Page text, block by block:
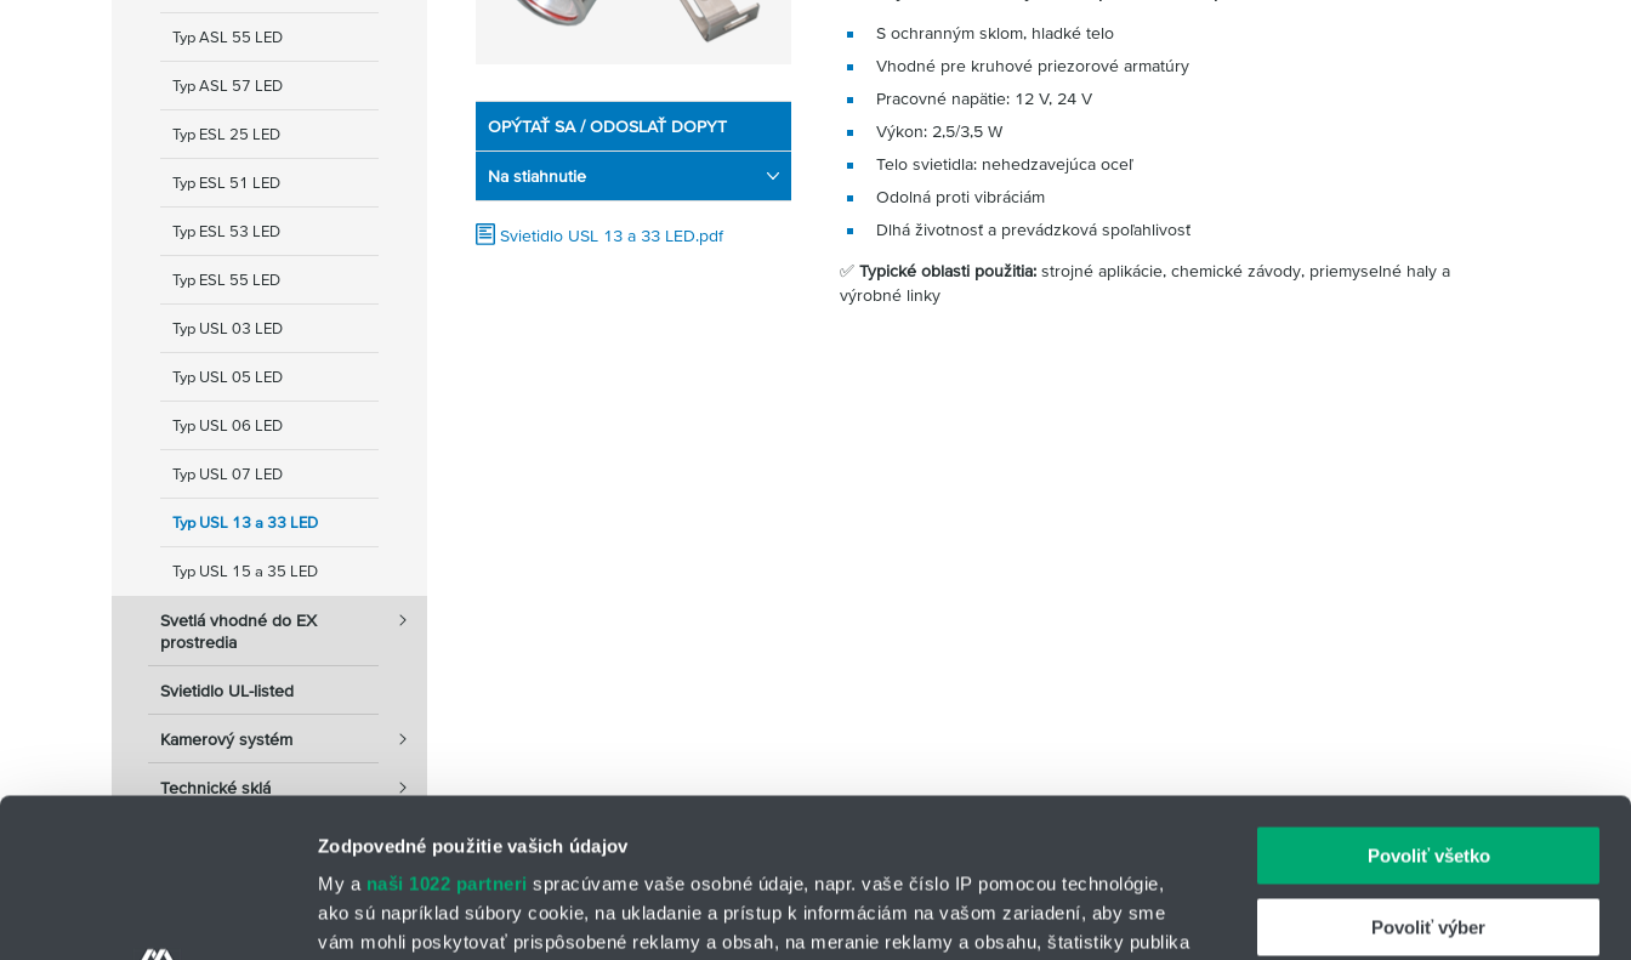
Zodpovedné použitie vašich údajov
My a naši 1022 partneri spracúvame vaše osobné údaje, napr. vaše číslo IP pomocou technológie,
ako sú napríklad súbory cookie, na ukladanie a prístup k informáciám na vašom zariadení, aby sme
vám mohli poskytovať prispôsobené reklamy a obsah, na meranie reklamy a obsahu, štatistiky publika
Povoliť všetko
Povoliť výber
Typ ASL 55 LED
Typ ASL 57 LED
Typ ESL 25 LED
Typ ESL 51 LED
Typ ESL 53 LED
Typ ESL 55 LED
Typ USL 03 LED
Typ USL 05 LED
Typ USL 06 LED
Typ USL 07 LED
Typ USL 13 a 33 LED
Typ USL 15 a 35 LED
Svetlá vhodné do EX
prostredia
Svietidlo UL-listed
Kamerový systém
Technické sklá
OPÝTAŤ SA / ODOSLAŤ DOPYT
Na stiahnutie
Svietidlo USL 13 a 33 LED.pdf
S ochranným sklom, hladké telo
Vhodné pre kruhové priezorové armatúry
Pracovné napätie: 12 V, 24 V
Výkon: 2,5/3,5 W
Telo svietidla: nehedzavejúca oceľ
Odolná proti vibráciám
Dlhá životnosť a prevádzková spoľahlivosť
✅ Typické oblasti použitia: strojné aplikácie, chemické závody, priemyselné haly a
výrobné linky